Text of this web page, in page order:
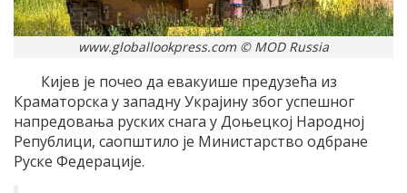
www.globallookpress.com © MOD Russia
Кијев је почео да евакуише предузећа из
Краматорска у западну Украјину због успешног
напредовања руских снага у Доњецкој Народној
Републици, саопштило је Министарство одбране
Руске Федерације.